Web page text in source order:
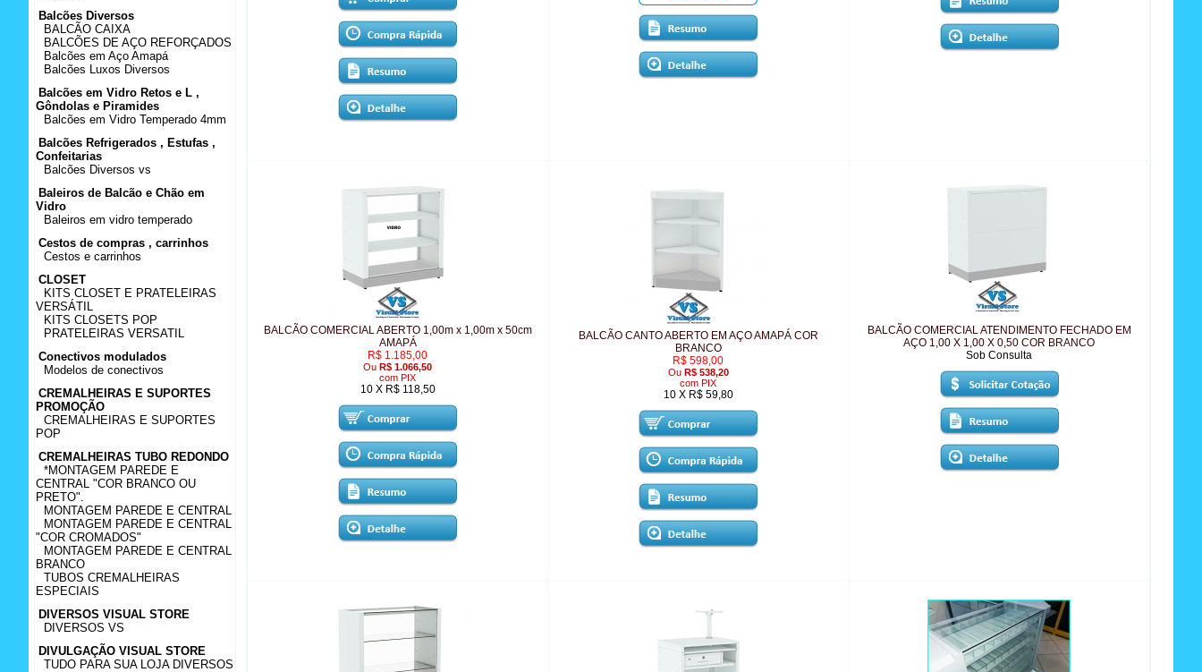
Balcões Diversos
BALCÃO CAIXA
BALCÕES DE AÇO REFORÇADOS
Balcões em Aço Amapá
Balcões Luxos Diversos
Balcões em Vidro Retos e L ,
Gôndolas e Piramides
Balcões em Vidro Temperado 4mm
Balcões Refrigerados , Estufas ,
Confeitarias
Balcões Diversos vs
Baleiros de Balcão e Chão em
Vidro
Baleiros em vidro temperado
Cestos de compras , carrinhos
Cestos e carrinhos
CLOSET
KITS CLOSET E PRATELEIRAS
VERSÁTIL
KITS CLOSETS POP
PRATELEIRAS VERSATIL
Conectivos modulados
Modelos de conectivos
CREMALHEIRAS E SUPORTES
PROMOÇÃO
CREMALHEIRAS E SUPORTES
POP
CREMALHEIRAS TUBO REDONDO
*MONTAGEM PAREDE E
CENTRAL "COR BRANCO OU
PRETO".
MONTAGEM PAREDE E CENTRAL
MONTAGEM PAREDE E CENTRAL
"COR CROMADOS"
MONTAGEM PAREDE E CENTRAL
BRANCO
TUBOS CREMALHEIRAS
ESPECIAIS
DIVERSOS VISUAL STORE
DIVERSOS VS
DIVULGAÇÃO VISUAL STORE
TUDO PARA SUA LOJA DIVERSOS
BALCÃO COMERCIAL ABERTO 1,00m x 1,00m x 50cm
AMAPÁ
R$ 1.185,00
OuR$ 1.066,50
com PIX
10 X R$ 118,50
BALCÃO CANTO ABERTO EM AÇO AMAPÁ COR
BRANCO
R$ 598,00
Ou R$ 538,20
com PIX
10 X R$ 59,80
BALCÃO COMERCIAL ATENDIMENTO FECHADO EM
AÇO 1,00 X 1,00 X 0,50 COR BRANCO
Sob Consulta